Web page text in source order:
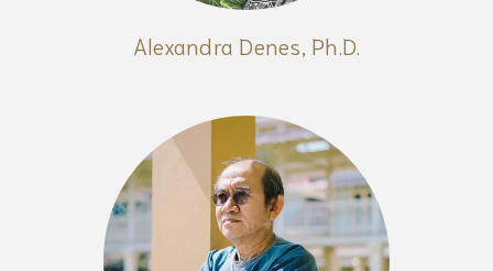
Alexandra Denes, Ph.D.